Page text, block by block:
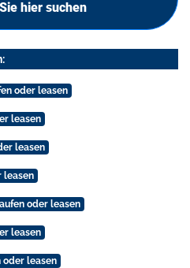
hier suchen
oder leasen
leasen
leasen
leasen
oder leasen
leasen
oder leasen